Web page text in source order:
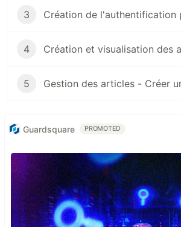
3
4
5
Guardsquare PROMOTED